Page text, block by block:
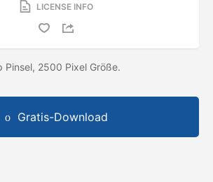
LICENSE INFO
Pinsel, 2500 Pixel Größe.
Gratis-Download